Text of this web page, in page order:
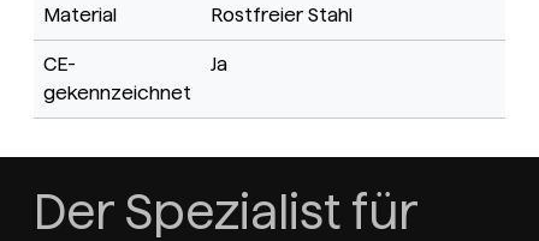
Material Rostfreier Stahl
CE-
gekennzeichnet
Ja
Der Spezialist für